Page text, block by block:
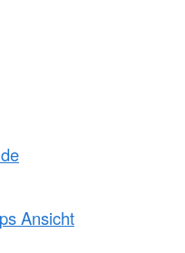
Ansicht